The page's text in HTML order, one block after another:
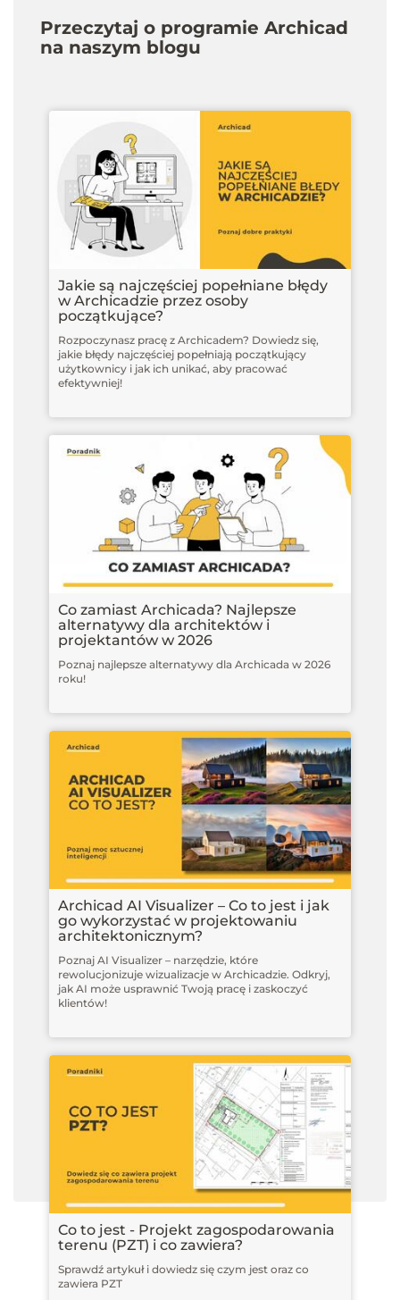
Przeczytaj o programie Archicad
na naszym blogu
Jakie są najczęściej popełniane błędy
w Archicadzie przez osoby
początkujące?
Rozpoczynasz pracę z Archicadem? Dowiedz się,
jakie błędy najczęściej popełniają początkujący
użytkownicy i jak ich unikać, aby pracować
efektywniej!
Co zamiast Archicada? Najlepsze
alternatywy dla architektów i
projektantów w 2026
Poznaj najlepsze alternatywy dla Archicada w 2026
roku!
Archicad AI Visualizer – Co to jest i jak
go wykorzystać w projektowaniu
architektonicznym?
Poznaj AI Visualizer – narzędzie, które
rewolucjonizuje wizualizacje w Archicadzie. Odkryj,
jak AI może usprawnić Twoją pracę i zaskoczyć
klientów!
Co to jest - Projekt zagospodarowania
terenu (PZT) i co zawiera?
Sprawdź artykuł i dowiedz się czym jest oraz co
zawiera PZT